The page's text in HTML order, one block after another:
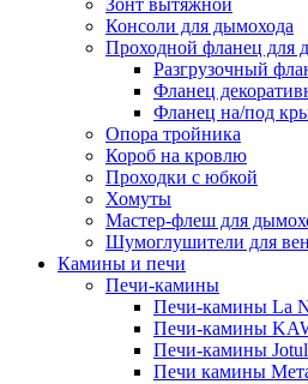
Зонт вытяжной
Консоли для дымохода
Проходной фланец для
Разгрузочный
Фланец
Фланец на/под
Опора тройника
Короб на кровлю
Проходки с юбкой
Хомуты
Мастер-флеш для
Шумоглушители для
Камины и печи
Печи-камины
Печи-камины La
Печи-камины
Печи-камины Jotul
Печи камины